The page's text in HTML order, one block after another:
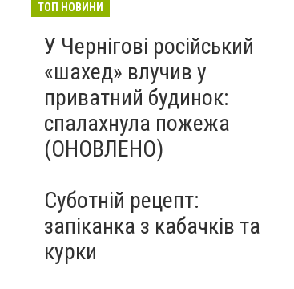
ТОП НОВИНИ
У Чернігові російський
«шахед» влучив у
приватний будинок:
спалахнула пожежа
(ОНОВЛЕНО)
Суботній рецепт:
запіканка з кабачків та
курки